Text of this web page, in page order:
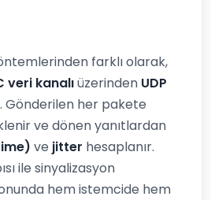
farklı olarak,
veri kanalıüzerinden UDP
Gönderilen her pakete
ve dönen yanıtlardan
ve jitter hesaplanır.
ile sinyalizasyon
hem istemcide hem